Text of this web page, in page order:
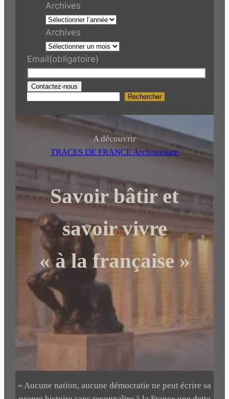
Archives
Archives
Email(obligatoire)
Contactez-nous
R
r
h
r
Rechercher
A découvrir
TRACES DE FRANCE Architecture
Savoir bâtir et
savoir vivre
« à la française »
« Aucune nation, aucune démocratie ne peut écrire sa